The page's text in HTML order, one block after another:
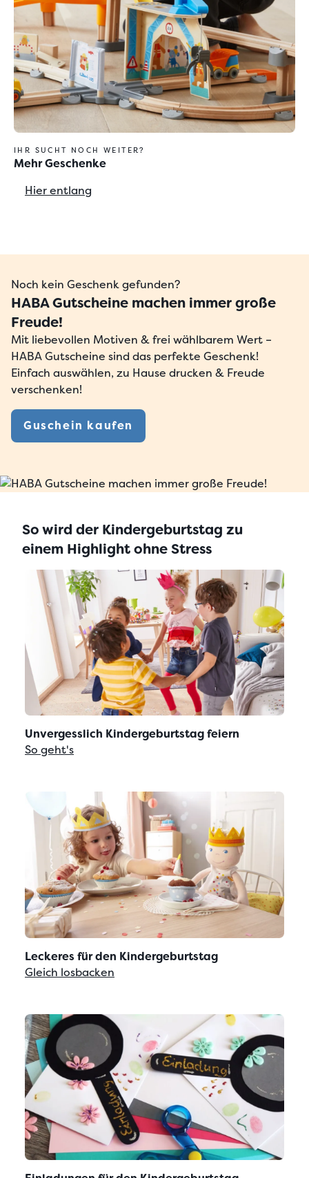
IHR SUCHT NOCH WEITER?
Mehr Geschenke
Hier entlang
Noch kein Geschenk gefunden?
HABA Gutscheine machen immer große
Freude!
Mit liebevollen Motiven & frei wählbarem Wert –
HABA Gutscheine sind das perfekte Geschenk!
Einfach auswählen, zu Hause drucken & Freude
verschenken!
Guschein kaufen
So wird der Kindergeburtstag zu
einem Highlight ohne Stress
Unvergesslich Kindergeburtstag feiern
So geht's
Leckeres für den Kindergeburtstag
Gleich losbacken